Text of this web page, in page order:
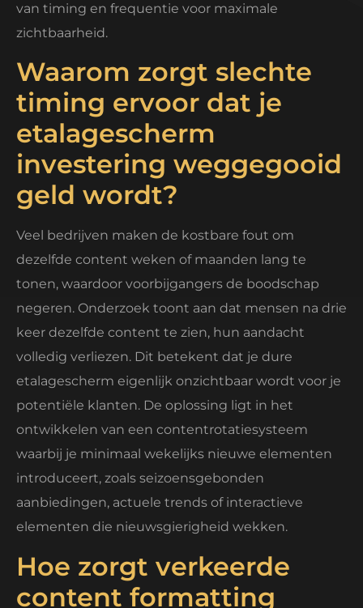
van timing en frequentie voor maximale
zichtbaarheid.
Waarom zorgt slechte
timing ervoor dat je
etalagescherm
investering weggegooid
geld wordt?
Veel bedrijven maken de kostbare fout om
dezelfde content weken of maanden lang te
tonen, waardoor voorbijgangers de boodschap
negeren. Onderzoek toont aan dat mensen na drie
keer dezelfde content te zien, hun aandacht
volledig verliezen. Dit betekent dat je dure
etalagescherm eigenlijk onzichtbaar wordt voor je
potentiële klanten. De oplossing ligt in het
ontwikkelen van een contentrotatiesysteem
waarbij je minimaal wekelijks nieuwe elementen
introduceert, zoals seizoensgebonden
aanbiedingen, actuele trends of interactieve
elementen die nieuwsgierigheid wekken.
Hoe zorgt verkeerde
content formatting